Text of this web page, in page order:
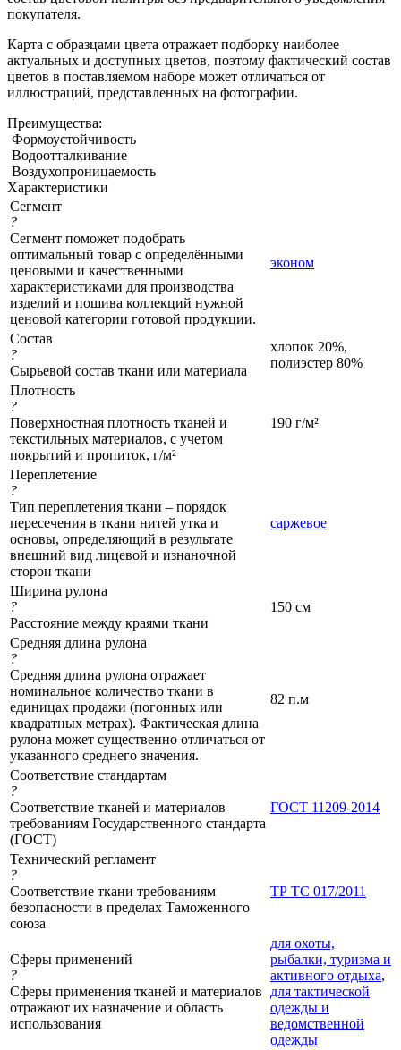
покупателя.
Карта с образцами цвета отражает подборку наиболее
актуальных и доступных цветов, поэтому фактический состав
цветов в поставляемом наборе может отличаться от
иллюстраций, представленных на фотографии.
Преимущества:
Формоустойчивость
Водоотталкивание
Воздухопроницаемость
Характеристики
Сегмент
?
Сегмент поможет подобрать
оптимальный товар с определёнными
ценовыми и качественными
характеристиками для производства
изделий и пошива коллекций нужной
ценовой категории готовой продукции.
эконом
Состав
?
Сырьевой состав ткани или материала
хлопок 20%,
полиэстер 80%
Плотность
?
Поверхностная плотность тканей и
текстильных материалов, с учетом
покрытий и пропиток, г/м²
190 г/м²
Переплетение
?
Тип переплетения ткани – порядок
пересечения в ткани нитей утка и
основы, определяющий в результате
внешний вид лицевой и изнаночной
сторон ткани
саржевое
Ширина рулона
?
Расстояние между краями ткани
150 см
Средняя длина рулона
?
Средняя длина рулона отражает
номинальное количество ткани в
единицах продажи (погонных или
квадратных метрах). Фактическая длина
рулона может существенно отличаться от
указанного среднего значения.
82 п.м
Соответствие стандартам
?
Соответствие тканей и материалов
требованиям Государственного стандарта
(ГОСТ)
ГОСТ 11209-2014
Технический регламент
?
Соответствие ткани требованиям
безопасности в пределах Таможенного
союза
ТР ТС 017/2011
Сферы применений
?
Сферы применения тканей и материалов
отражают их назначение и область
использования
для охоты,
рыбалки, туризма и
активного отдыха,
для тактической
одежды и
ведомственной
одежды